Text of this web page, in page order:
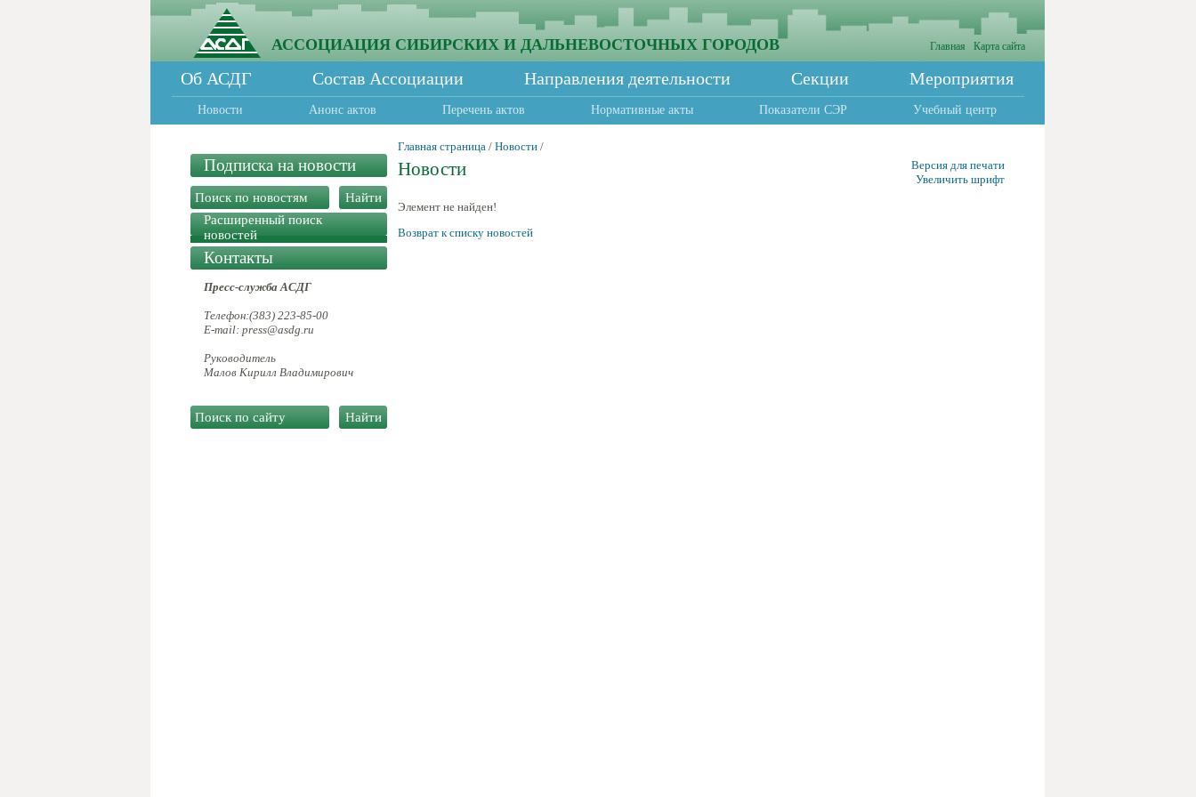
АССОЦИАЦИЯ СИБИРСКИХ И ДАЛЬНЕВОСТОЧНЫХ ГОРОДОВ Главная Карта сайта
Об АСДГ Состав Ассоциации Направления деятельности Секции Мероприятия
Новости Анонс актов Перечень актов Нормативные акты Показатели СЭР Учебный центр
Подписка на новости
Расширенный поиск
новостей
Контакты
Пресс-служба АСДГ
Телефон:(383) 223-85-00
E-mail: press@asdg.ru
Руководитель
Малов Кирилл Владимирович
Главная страница / Новости /
Новости
Версия для печати
Увеличить шрифт
Элемент не найден!
Возврат к списку новостей